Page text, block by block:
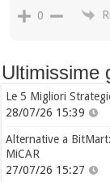
0
Ultimissime
Le 5 Migliori
28/07/26 15:39
Alternative a
MiCAR
27/07/26 15:27